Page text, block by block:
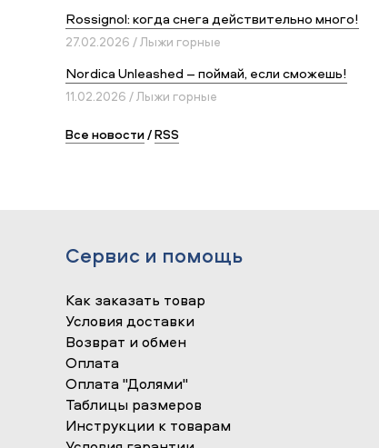
Rossignol: когда снега действительно много!
27.02.2026 / Лыжи горные
Nordica Unleashed – поймай, если сможешь!
11.02.2026 / Лыжи горные
Все новости/RSS
Сервис и помощь
Как заказать товар
Условия доставки
Возврат и обмен
Оплата
Оплата "Долями"
Таблицы размеров
Инструкции к товарам